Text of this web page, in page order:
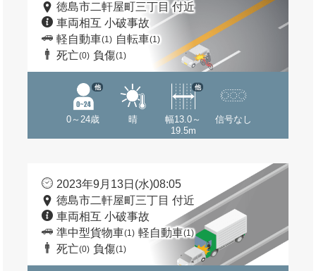
徳島市二軒屋町三丁目 付近
車両相互 小破事故
軽自動車(1) 自転車(1)
死亡(0) 負傷(1)
0～24歳
他
晴
幅13.0～
19.5m
他
信号なし
2023年9月13日(水)08:05
徳島市二軒屋町三丁目 付近
車両相互 小破事故
準中型貨物車(1) 軽自動車(1)
死亡(0) 負傷(1)